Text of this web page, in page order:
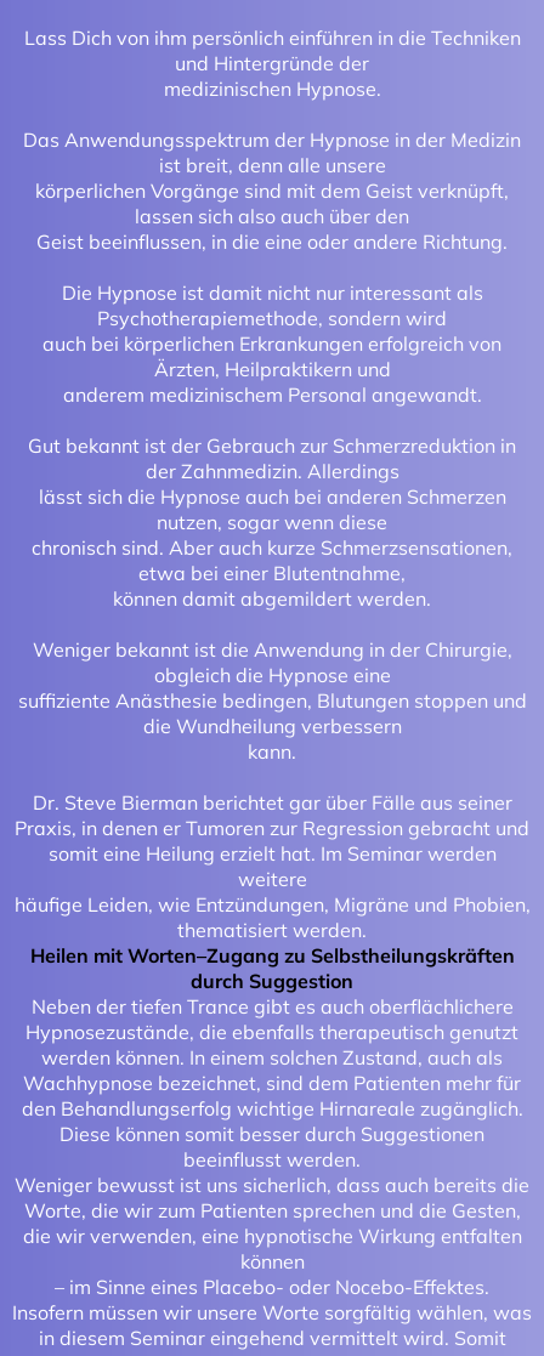
Lass Dich von ihm persönlich einführen in die Techniken
und Hintergründe der
medizinischen Hypnose.
Das Anwendungsspektrum der Hypnose in der Medizin
ist breit, denn alle unsere
körperlichen Vorgänge sind mit dem Geist verknüpft,
lassen sich also auch über den
Geist beeinflussen, in die eine oder andere Richtung.
Die Hypnose ist damit nicht nur interessant als
Psychotherapiemethode, sondern wird
auch bei körperlichen Erkrankungen erfolgreich von
Ärzten, Heilpraktikern und
anderem medizinischem Personal angewandt.
Gut bekannt ist der Gebrauch zur Schmerzreduktion in
der Zahnmedizin. Allerdings
lässt sich die Hypnose auch bei anderen Schmerzen
nutzen, sogar wenn diese
chronisch sind. Aber auch kurze Schmerzsensationen,
etwa bei einer Blutentnahme,
können damit abgemildert werden.
Weniger bekannt ist die Anwendung in der Chirurgie,
obgleich die Hypnose eine
suffiziente Anästhesie bedingen, Blutungen stoppen und
die Wundheilung verbessern
kann.
Dr. Steve Bierman berichtet gar über Fälle aus seiner
Praxis, in denen er Tumoren zur Regression gebracht und
somit eine Heilung erzielt hat. Im Seminar werden
weitere
häufige Leiden, wie Entzündungen, Migräne und Phobien,
thematisiert werden.
Heilen mit Worten–Zugang zu Selbstheilungskräften
durch Suggestion
Neben der tiefen Trance gibt es auch oberflächlichere
Hypnosezustände, die ebenfalls therapeutisch genutzt
werden können. In einem solchen Zustand, auch als
Wachhypnose bezeichnet, sind dem Patienten mehr für
den Behandlungserfolg wichtige Hirnareale zugänglich.
Diese können somit besser durch Suggestionen
beeinflusst werden.
Weniger bewusst ist uns sicherlich, dass auch bereits die
Worte, die wir zum Patienten sprechen und die Gesten,
die wir verwenden, eine hypnotische Wirkung entfalten
können
– im Sinne eines Placebo- oder Nocebo-Effektes.
Insofern müssen wir unsere Worte sorgfältig wählen, was
in diesem Seminar eingehend vermittelt wird. Somit